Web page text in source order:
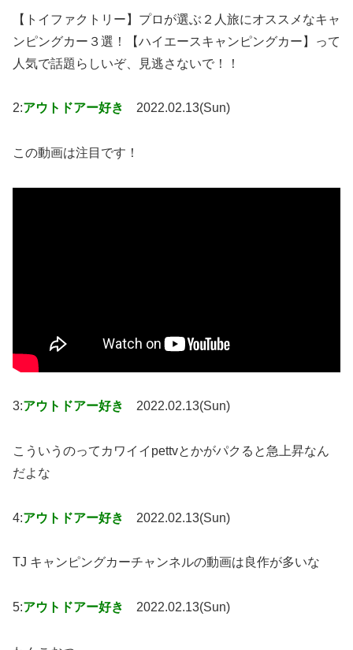
【トイファクトリー】プロが選ぶ２人旅にオススメなキャ
ンピングカー３選！【ハイエースキャンピングカー】って
人気で話題らしいぞ、見逃さないで！！
2:アウトドアー好き 2022.02.13(Sun)
この動画は注目です！
3:アウトドアー好き 2022.02.13(Sun)
こういうのってカワイイpettvとかがパクると急上昇なん
だよな
4:アウトドアー好き 2022.02.13(Sun)
TJ キャンピングカーチャンネルの動画は良作が多いな
5:アウトドアー好き 2022.02.13(Sun)